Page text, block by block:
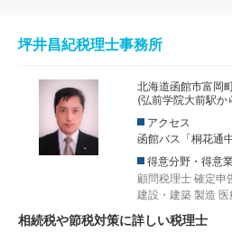
坪井昌紀税理士事務所
北海道函館市富岡
(弘前学院大前駅か
アクセス
函館バス「桐花通
得意分野・得意
顧問税理士 確定申
建設・建築 製造 医
相続税や節税対策に詳しい税理士